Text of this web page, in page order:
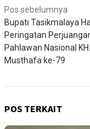
Navigasi
pos
Pos sebelumnya
Bupati Tasikmalaya
Peringatan
Pahlawan Nasional
Musthafa ke-79
POS TERKAIT